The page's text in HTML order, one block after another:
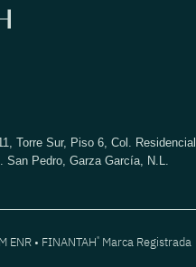
Torre Sur, Piso 6, Col. Residencial
San Pedro, Garza García, N.L.
ENR • FINANTAH® Marca Registrada